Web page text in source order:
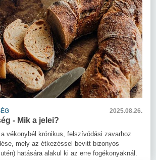
2025.08.26.
- Mik a jelei?
vékonybél krónikus, felszívódási zavarhoz
mely az étkezéssel bevitt bizonyos
hatására alakul ki az erre fogékonyaknál.